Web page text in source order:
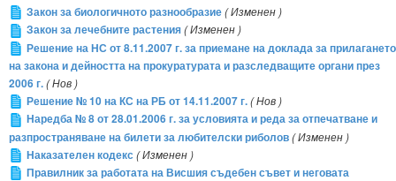
Закон за биологичното разнообразие( Изменен )
Закон за лечебните растения( Изменен )
Решение на НС от 8.11.2007 г. за приемане на доклада за прилагането
на закона и дейността на прокуратурата и разследващите органи през
2006 г.( Нов )
Решение № 10 на КС на РБ от 14.11.2007 г.( Нов )
Наредба № 8 от 28.01.2006 г. за условията и реда за отпечатване и
разпространяване на билети за любителски риболов( Изменен )
Наказателен кодекс( Изменен )
Правилник за работата на Висшия съдебен съвет и неговата